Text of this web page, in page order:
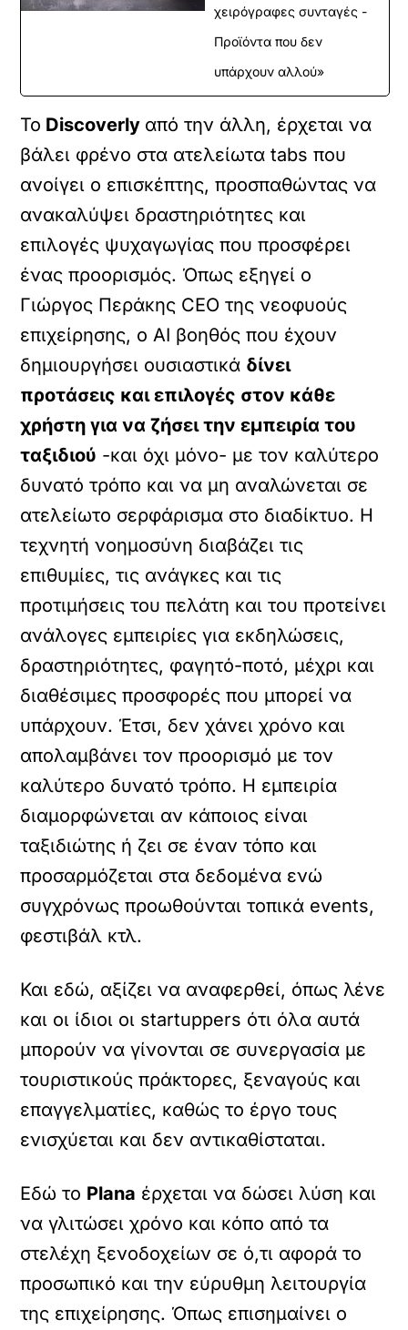
χειρόγραφες συνταγές -
Προϊόντα που δεν
υπάρχουν αλλού»
Το Discoverly από την άλλη, έρχεται να
βάλει φρένο στα ατελείωτα tabs που
ανοίγει ο επισκέπτης, προσπαθώντας να
ανακαλύψει δραστηριότητες και
επιλογές ψυχαγωγίας που προσφέρει
ένας προορισμός. Όπως εξηγεί ο
Γιώργος Περάκης CEO της νεοφυούς
επιχείρησης, ο AI βοηθός που έχουν
δημιουργήσει ουσιαστικά δίνει
προτάσεις και επιλογές στον κάθε
χρήστη για να ζήσει την εμπειρία του
ταξιδιού -και όχι μόνο- με τον καλύτερο
δυνατό τρόπο και να μη αναλώνεται σε
ατελείωτο σερφάρισμα στο διαδίκτυο. Η
τεχνητή νοημοσύνη διαβάζει τις
επιθυμίες, τις ανάγκες και τις
προτιμήσεις του πελάτη και του προτείνει
ανάλογες εμπειρίες για εκδηλώσεις,
δραστηριότητες, φαγητό-ποτό, μέχρι και
διαθέσιμες προσφορές που μπορεί να
υπάρχουν. Έτσι, δεν χάνει χρόνο και
απολαμβάνει τον προορισμό με τον
καλύτερο δυνατό τρόπο. Η εμπειρία
διαμορφώνεται αν κάποιος είναι
ταξιδιώτης ή ζει σε έναν τόπο και
προσαρμόζεται στα δεδομένα ενώ
συγχρόνως προωθούνται τοπικά events,
φεστιβάλ κτλ.
Και εδώ, αξίζει να αναφερθεί, όπως λένε
και οι ίδιοι οι startuppers ότι όλα αυτά
μπορούν να γίνονται σε συνεργασία με
τουριστικούς πράκτορες, ξεναγούς και
επαγγελματίες, καθώς το έργο τους
ενισχύεται και δεν αντικαθίσταται.
Εδώ το Plana έρχεται να δώσει λύση και
να γλιτώσει χρόνο και κόπο από τα
στελέχη ξενοδοχείων σε ό,τι αφορά το
προσωπικό και την εύρυθμη λειτουργία
της επιχείρησης. Όπως επισημαίνει ο